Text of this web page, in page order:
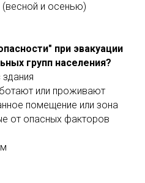
и осенью)
при эвакуации
групп населения?
или проживают
помещение или зона
от опасных факторов